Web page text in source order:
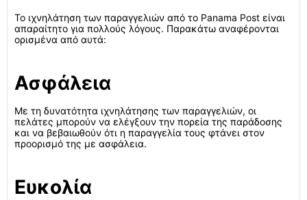
Το ιχνηλάτηση των παραγγελιών από το Panama Post είναι
απαραίτητο για πολλούς λόγους. Παρακάτω αναφέρονται
ορισμένα από αυτά:
Ασφάλεια
Με τη δυνατότητα ιχνηλάτησης των παραγγελιών, οι
πελάτες μπορούν να ελέγξουν την πορεία της παράδοσης
και να βεβαιωθούν ότι η παραγγελία τους φτάνει στον
προορισμό της με ασφάλεια.
Ευκολία